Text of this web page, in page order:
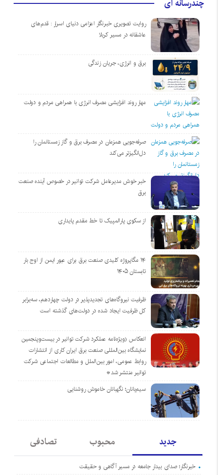
چندرسانه ای
روایت تصویری خبرنگار اعزامی دنیای اسرار : قدم‌های
عاشقانه در مسیر کربلا
برق و انرژی، جریان زندگی
مهار روند افزایشی مصرف انرژی با همراهی مردم و دولت
صرفه‌جویی همزمان در مصرف برق و گاز زمستانمان را
دل‌انگیزتر می‌کند
خبر خوش مدیرعامل شرکت توانیر در خصوص آینده صنعت
برق
از سکوی پارالمپیک تا خط مقدم پایداری
۱۴ مگاپروژه‌ کلیدی صنعت برق برای عبور ایمن از اوج بار
تابستان ۱۴۰۵
ظرفیت نیروگاه‌های تجدیدپذیر در دولت چهاردهم، سه‌برابر
کل ظرفیت ایجاد شده در دولت‌های گذشته است
انعکاس (ویژه‌نامه عملکرد شرکت توانیر در بیست‌وپنجمین
نمایشگاه بین‌المللی صنعت برق ایران کاری از انتشارات
روابط عمومی، امور بین‌الملل و مطالعات اجتماعی شرکت
توانیر منتشر شد*
سیم‌بانان؛ نگهبانان خاموش روشنایی
جدید محبوب تصادفی
خبرنگار؛ صدای بیدار جامعه در مسیر آگاهی و حقیقت